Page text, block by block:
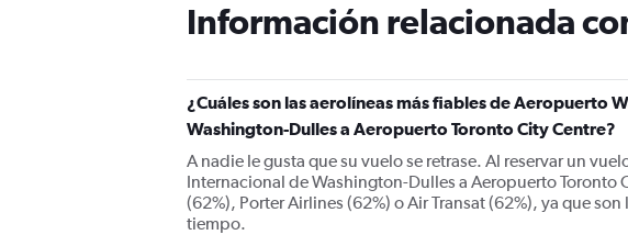
chart
has
Y
axis
displaying
values.
Range:
0
to
450.
Información relacionada
¿Cuáles son las aerolíneas más fiables de Aeropuerto
Washington-Dulles a Aeropuerto Toronto City Centre?
A nadie le gusta que su vuelo se retrase. Al reservar un
Internacional de Washington-Dulles a Aeropuerto Toronto
(62%), Porter Airlines (62%) o Air Transat (62%), ya que
tiempo.